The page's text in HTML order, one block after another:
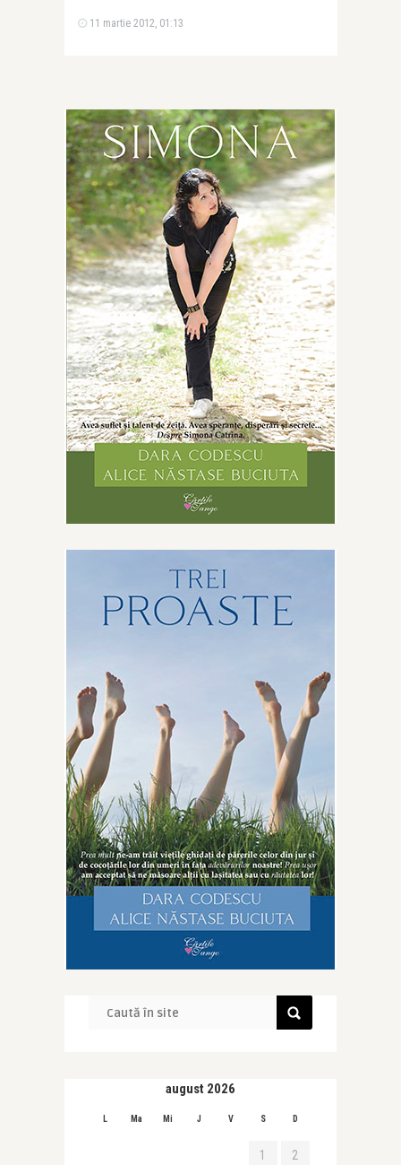
11 martie 2012, 01:13
august 2026
L Ma Mi J V S D
1 2